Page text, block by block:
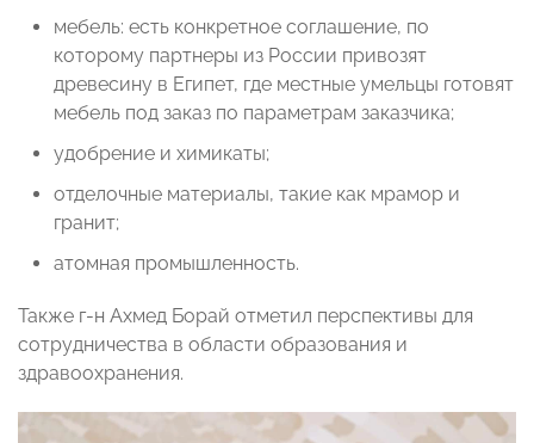
мебель: есть конкретное соглашение, по
которому партнеры из России привозят
древесину в Египет, где местные умельцы готовят
мебель под заказ по параметрам заказчика;
удобрение и химикаты;
отделочные материалы, такие как мрамор и
гранит;
атомная промышленность.
Также г-н Ахмед Борай отметил перспективы для
сотрудничества в области образования и
здравоохранения.